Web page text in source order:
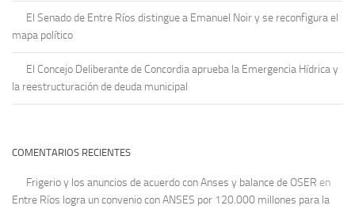
El Senado de Entre Ríos distingue a Emanuel Noir y se reconfigura el
mapa político
El Concejo Deliberante de Concordia aprueba la Emergencia Hídrica y
la reestructuración de deuda municipal
COMENTARIOS RECIENTES
Frigerio y los anuncios de acuerdo con Anses y balance de OSER en
Entre Ríos logra un convenio con ANSES por 120.000 millones para la